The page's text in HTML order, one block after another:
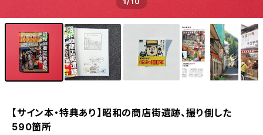
【サイン本・特典あり】昭和の商店街遺跡、撮り倒した
590箇所